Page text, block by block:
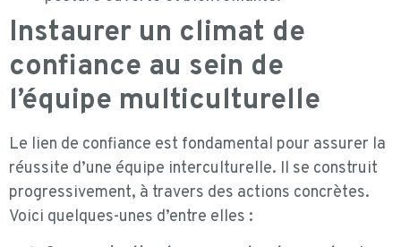
Instaurer un climat de
confiance au sein de
l’équipe multiculturelle
Le lien de confiance est fondamental pour assurer la
réussite d’une équipe interculturelle. Il se construit
progressivement, à travers des actions concrètes.
Voici quelques-unes d’entre elles :